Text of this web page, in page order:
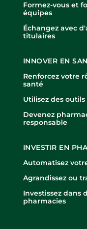
Formez-vous et
équipes
Échangez avec
titulaires
INNOVER EN
Renforcez votre
santé
Utilisez des
Devenez
responsable
INVESTIR EN
Automatisez
Agrandissez ou
Investissez dans
pharmacies